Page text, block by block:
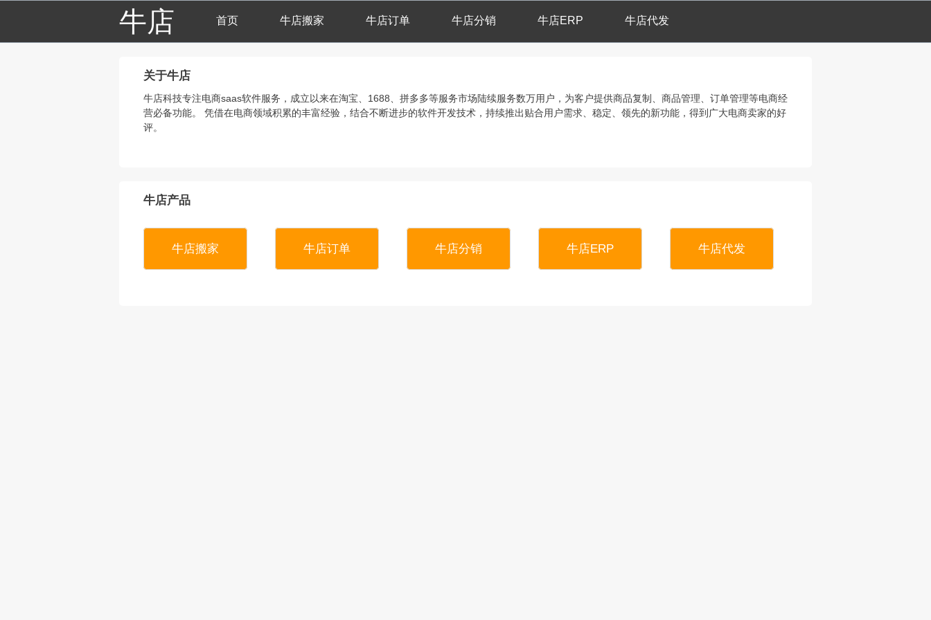
牛店 首页 牛店搬家 牛店订单 牛店分销 牛店ERP 牛店代发
关于牛店
牛店科技专注电商saas软件服务，成立以来在淘宝、1688、拼多多等服务市场陆续服务数万用户，为客户提供商品复制、商品管理、订单管理等电商经
营必备功能。 凭借在电商领域积累的丰富经验，结合不断进步的软件开发技术，持续推出贴合用户需求、稳定、领先的新功能，得到广大电商卖家的好
评。
牛店产品
牛店搬家 牛店订单 牛店分销 牛店ERP 牛店代发